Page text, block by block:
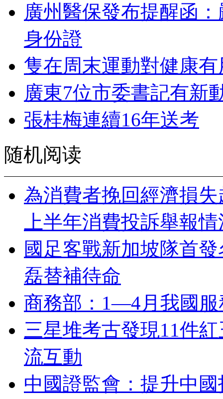
廣州醫保發布提醒函
身份證
隻在周末運動對健康
廣東7位市委書記有新
張桂梅連續16年送考
随机阅读
為消費者挽回經濟損
上半年消費投訴舉報
國足客戰新加坡隊首
磊替補待命
商務部：1—4月我國服
三星堆考古發現11件
流互動
中國證監會：提升中